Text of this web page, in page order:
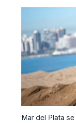
Mar del Plata